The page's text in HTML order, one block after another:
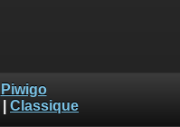
Piwigo
Classique